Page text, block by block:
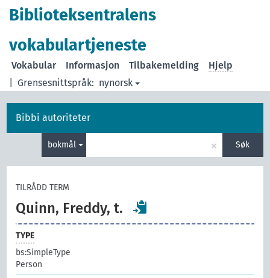
Biblioteksentralens
vokabulartjeneste
Grensesnittspråk: nynorsk
Vokabular Informasjon Tilbakemelding Hjelp
Bibbi autoriteter
bokmål × Søk
TILRÅDD TERM
Quinn, Freddy, t.
TYPE
bs:SimpleType
Person